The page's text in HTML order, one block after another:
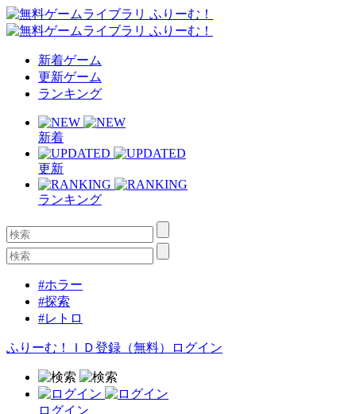
新着ゲーム
更新ゲーム
ランキング
新着
更新
ランキング
#ホラー
#探索
#レトロ
ふりーむ！ＩＤ登録（無料） ログイン
ログイン